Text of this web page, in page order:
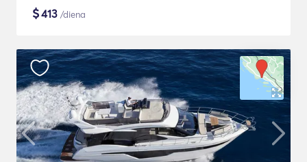
$413 /diena